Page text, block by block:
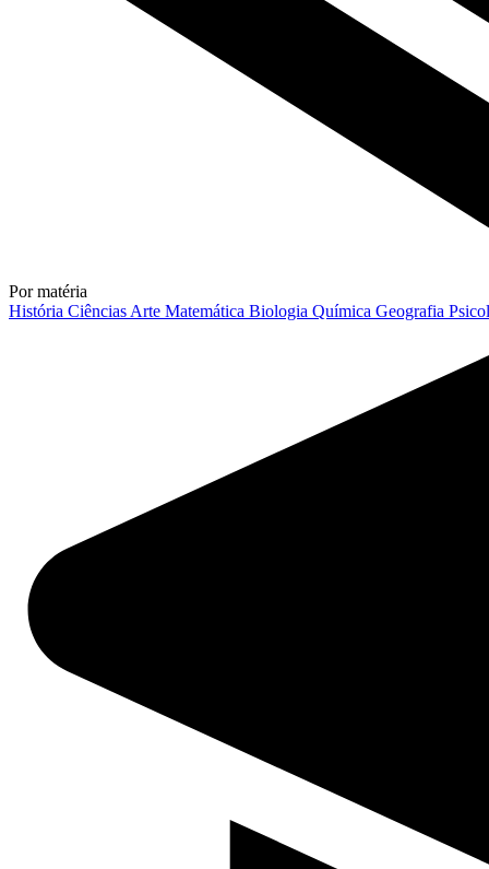
Por matéria
História Ciências Arte Matemática Biologia Química Geografia